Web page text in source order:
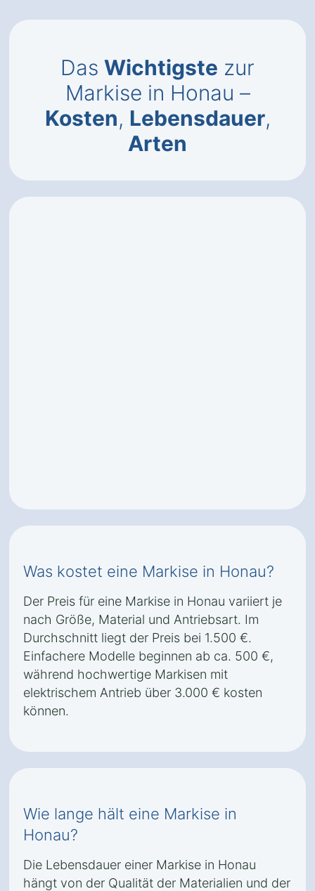
Das Wichtigste zur
Markise in Honau –
Kosten, Lebensdauer,
Arten
Was kostet eine Markise in Honau?
Der Preis für eine Markise in Honau variiert je
nach Größe, Material und Antriebsart. Im
Durchschnitt liegt der Preis bei 1.500 €.
Einfachere Modelle beginnen ab ca. 500 €,
während hochwertige Markisen mit
elektrischem Antrieb über 3.000 € kosten
können.
Wie lange hält eine Markise in
Honau?
Die Lebensdauer einer Markise in Honau
hängt von der Qualität der Materialien und der